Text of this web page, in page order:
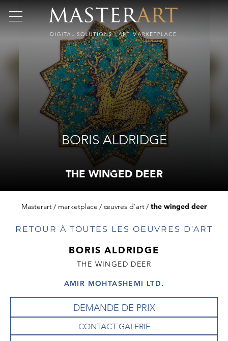
BORIS ALDRIDGE
THE WINGED DEER
Masterart marketplace œuvres d'art the winged deer
RETOUR À TOUTES LES OEUVRES D'ART
BORIS ALDRIDGE
THE WINGED DEER
AMIR MOHTASHEMI LTD.
DEMANDE DE PRIX
CONTACT GALERIE